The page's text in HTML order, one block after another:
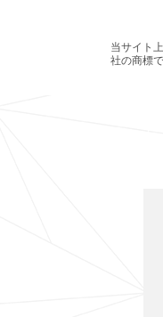
当サイト
社の商標で